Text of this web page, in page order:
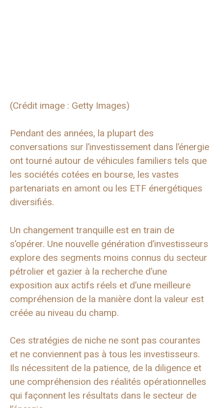
(Crédit image : Getty Images)
Pendant des années, la plupart des
conversations sur l’investissement dans l’énergie
ont tourné autour de véhicules familiers tels que
les sociétés cotées en bourse, les vastes
partenariats en amont ou les ETF énergétiques
diversifiés.
Un changement tranquille est en train de
s’opérer. Une nouvelle génération d’investisseurs
explore des segments moins connus du secteur
pétrolier et gazier à la recherche d’une
exposition aux actifs réels et d’une meilleure
compréhension de la manière dont la valeur est
créée au niveau du champ.
Ces stratégies de niche ne sont pas courantes
et ne conviennent pas à tous les investisseurs.
Ils nécessitent de la patience, de la diligence et
une compréhension des réalités opérationnelles
qui façonnent les résultats dans le secteur de